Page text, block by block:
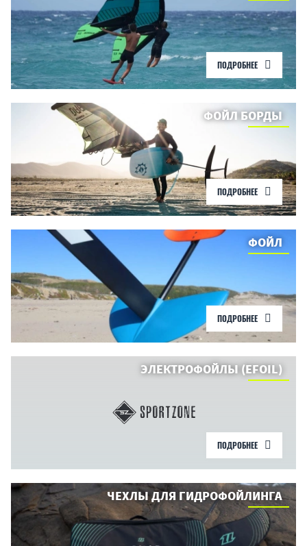
ПОДРОБНЕЕ
ФОЙЛ БОРДЫ
ПОДРОБНЕЕ
ФОЙЛ
ПОДРОБНЕЕ
ЭЛЕКТРОФОЙЛЫ (EFOIL)
ПОДРОБНЕЕ
ЧЕХЛЫ ДЛЯ ГИДРОФОЙЛИНГА